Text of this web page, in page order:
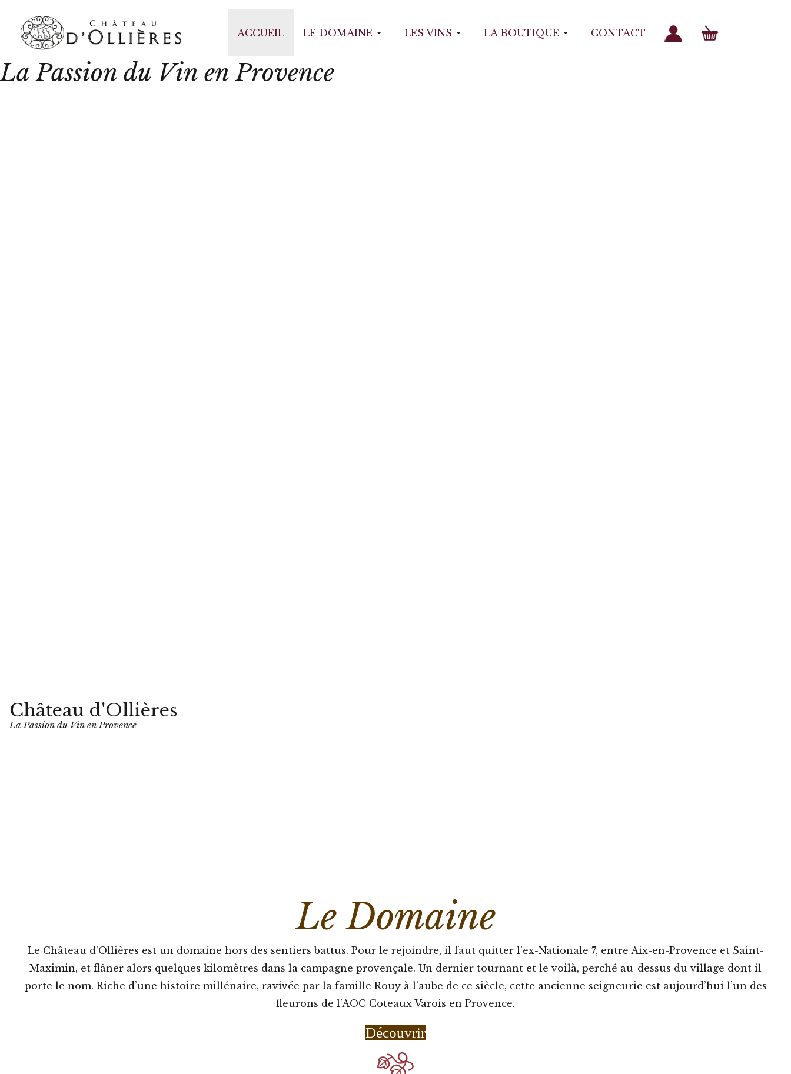
ACCUEIL LE DOMAINE LES VINS LA BOUTIQUE CONTACT
Château d'Ollières
La Passion du Vin en Provence
Château d'Ollières
La Passion du Vin en Provence
Le Domaine
Le Château d'Ollières est un domaine hors des sentiers battus. Pour le rejoindre, il faut quitter l’ex-Nationale 7, entre Aix-en-Provence et Saint-
Maximin, et flâner alors quelques kilomètres dans la campagne provençale. Un dernier tournant et le voilà, perché au-dessus du village dont il
porte le nom. Riche d’une histoire millénaire, ravivée par la famille Rouy à l’aube de ce siècle, cette ancienne seigneurie est aujourd’hui l’un des
fleurons de l’AOC Coteaux Varois en Provence.
Découvrir